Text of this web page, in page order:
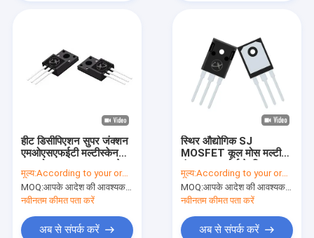
वीडियो
कारखाने का दौरा
गुणवत्ता नियंत्रण
हमसे संपर्क करें
हीट डिसीपिएशन सुपर जंक्शन
एमओएसएफईटी मल्टीस्केन
लिए
मूल्य:According to your order requirement
MOQ:आपके आदेश की आवश्यकता के अनुसार
नवीनतम कीमत पता करें
अब से संपर्क करें
स्थिर औद्योगिक SJ
MOSFET कूल मोस मल्टी
मूल्य:According to your order requirement
MOQ:आपके आदेश की आवश्यकता के अनुसार
नवीनतम कीमत पता करें
अब से संपर्क करें